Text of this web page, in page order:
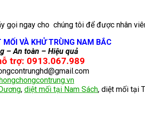
gọi ngay cho chúng tôi để được nhân
MỐI VÀ KHỬ TRÙNG NAM BẮC
– An toàn – Hiệu quả
trợ: 0913.067.989
, diệt mối tại Nam Sách, diệt mối tại